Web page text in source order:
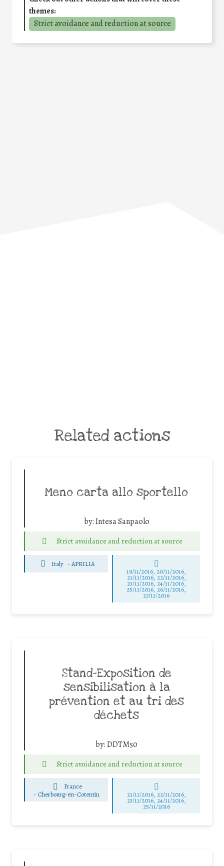
themes:
Strict avoidance and reduction at source
Related actions
Meno carta allo sportello
by:Intesa Sanpaolo
Strict avoidance and reduction at source
Italy -APRILIA
19/11/2016, 20/11/2016,
21/11/2016, 22/11/2016,
23/11/2016, 24/11/2016,
25/11/2016, 26/11/2016,
27/11/2016
Stand-Exposition de
sensibilisation à la
prévention et au tri des
déchets
by:DDTM50
Strict avoidance and reduction at source
France
- Cherbourg-en-Cotentin 21/11/2016, 22/11/2016,
23/11/2016, 24/11/2016,
25/11/2016